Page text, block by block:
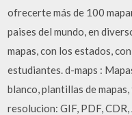
ofrecerte más de 100
paises del mundo, en
mapas, con los estados,
estudiantes. d-maps :
blanco, plantillas de
resolucion: GIF, PDF,